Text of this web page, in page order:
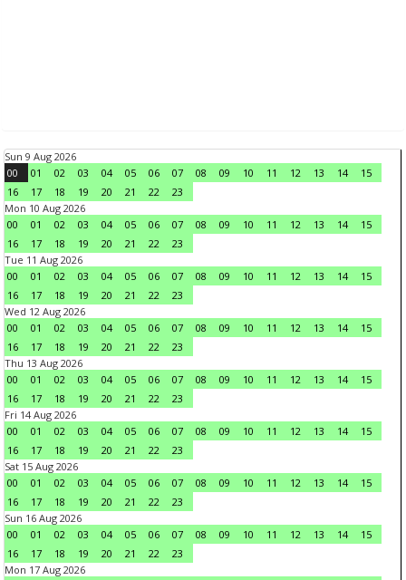
Sun 9 Aug 2026
00
01 02 03 04 05 06 07 08 09 10 11 12 13 14
15
16
17 18 19 20 21 22
23
Mon 10 Aug 2026
00
01 02 03 04 05 06 07 08 09 10 11 12 13 14
15
16
17 18 19 20 21 22
23
Tue 11 Aug 2026
00
01 02 03 04 05 06 07 08 09 10 11 12 13 14
15
16
17 18 19 20 21 22
23
Wed 12 Aug 2026
00
01 02 03 04 05 06 07 08 09 10 11 12 13 14
15
16
17 18 19 20 21 22
23
Thu 13 Aug 2026
00
01 02 03 04 05 06 07 08 09 10 11 12 13 14
15
16
17 18 19 20 21 22
23
Fri 14 Aug 2026
00
01 02 03 04 05 06 07 08 09 10 11 12 13 14
15
16
17 18 19 20 21 22
23
Sat 15 Aug 2026
00
01 02 03 04 05 06 07 08 09 10 11 12 13 14
15
16
17 18 19 20 21 22
23
Sun 16 Aug 2026
00
01 02 03 04 05 06 07 08 09 10 11 12 13 14
15
16
17 18 19 20 21 22
23
Mon 17 Aug 2026